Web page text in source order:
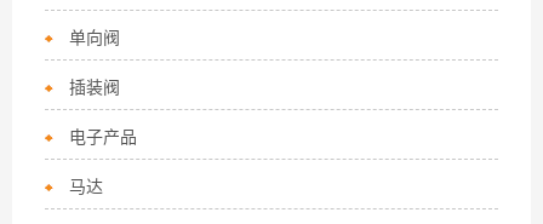
单向阀
插装阀
电子产品
马达